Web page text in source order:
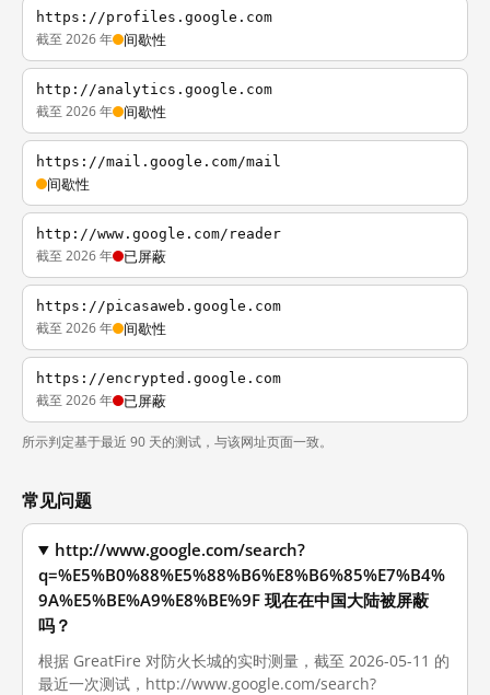
https://profiles.google.com
截至 2026 年 间歇性
http://analytics.google.com
截至 2026 年 间歇性
https://mail.google.com/mail
间歇性
http://www.google.com/reader
截至 2026 年 已屏蔽
https://picasaweb.google.com
截至 2026 年 间歇性
https://encrypted.google.com
截至 2026 年 已屏蔽
所示判定基于最近 90 天的测试，与该网址页面一致。
常见问题
http://www.google.com/search?
q=%E5%B0%88%E5%88%B6%E8%B6%85%E7%B4%
9A%E5%BE%A9%E8%BE%9F 现在在中国大陆被屏蔽
吗？
根据 GreatFire 对防火长城的实时测量，截至 2026-05-11 的
最近一次测试，http://www.google.com/search?